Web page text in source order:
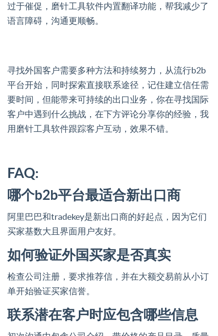
过于催促，磨针工具软件内置翻译功能，帮我减少了
语言障碍，沟通更顺畅。
寻找外国客户需要多种方法和持续努力，从流行b2b
平台开始，同时探索直接联系途径，记住建立信任需
要时间，但能带来可持续的出口业务，你在寻找国际
客户中遇到什么挑战，在下方评论分享你的经验，我
用磨针工具软件跟踪客户互动，效果不错。
FAQ:
哪个b2b平台最适合新出口商
阿里巴巴和tradekey是新出口商的好起点，因为它们
买家基数大且界面用户友好。
如何验证外国买家是否真实
检查公司注册，要求推荐信，并在大额交易前从小订
单开始验证买家信誉。
联系潜在客户时应包含哪些信息